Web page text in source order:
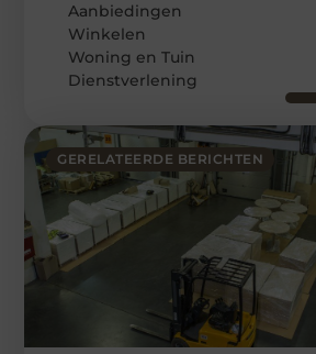
GERELATEERDE BERICHTEN
Aanbiedingen
Winkelen
Woning en Tuin
Dienstverlening